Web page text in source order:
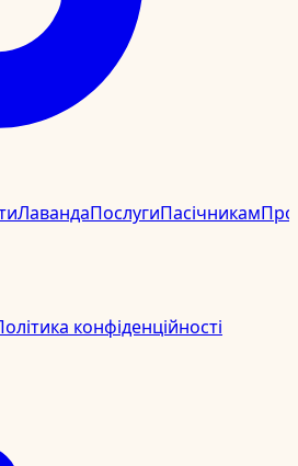
ЛавандаПослугиПасічникамПро
конфіденційності